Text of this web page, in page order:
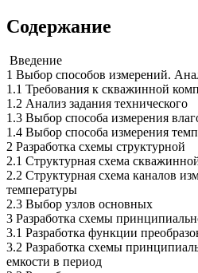
Содержание
Введение
1 Выбор способов измерений.
1.1 Требования к скважинной
1.2 Анализ задания технического
1.3 Выбор способа измерения
1.4 Выбор способа измерения
2 Разработка схемы структурной
2.1 Структурная схема
2.2 Структурная схема каналов
температуры
2.3 Выбор узлов основных
3 Разработка схемы
3.1 Разработка функции
3.2 Разработка схемы
емкости в период